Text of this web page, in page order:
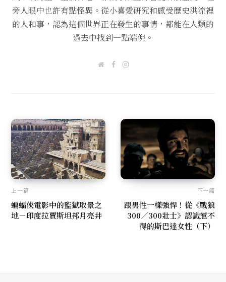
旁人眼中也許有點怪異。從小喜愛研究和感受歷史洪流裡
的人和事，認為這個世界正在發生的事情，都能在人類的
過去中找到一點端倪。
W
F
I
m
上一篇
蝙蝠俠電影中的監獄取景之
地－印度拉賈斯坦邦月亮井
下一篇
跟男性一樣強悍！從《戰狼
300／300壯士》認識惹不
得的斯巴達女性（下）